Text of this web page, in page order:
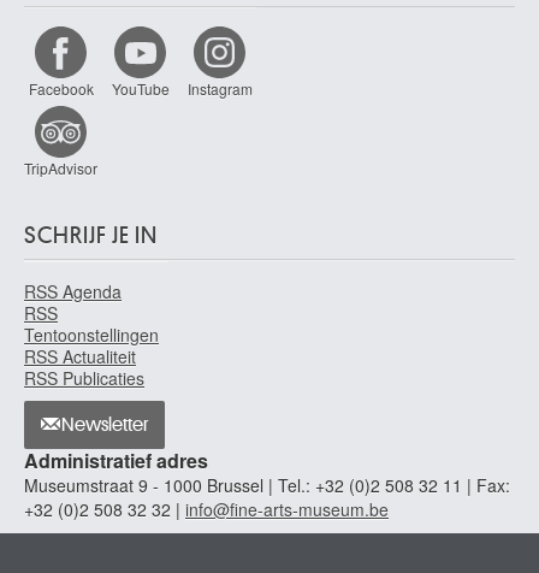
Facebook YouTube Instagram
TripAdvisor
SCHRIJF JE IN
RSS Agenda
RSS
Tentoonstellingen
RSS Actualiteit
RSS Publicaties
Newsletter
Administratief adres
Museumstraat 9 - 1000 Brussel | Tel.: +32 (0)2 508 32 11 | Fax:
+32 (0)2 508 32 32 | info@fine-arts-museum.be